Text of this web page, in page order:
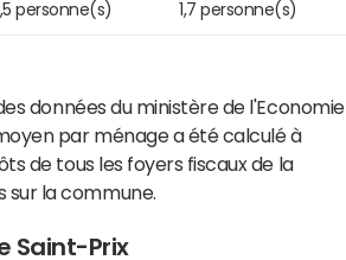
personne(s) 1,7 personne(s)
données du ministère de l'Economie
par ménage a été calculé à
de tous les foyers fiscaux de la
sur la commune.
Saint-Prix